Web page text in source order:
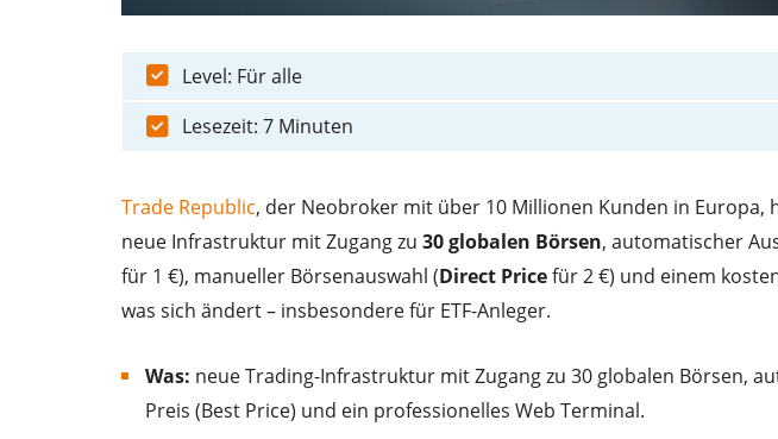
Level: Für alle
Lesezeit: 7 Minuten
Trade Republic, der Neobroker mit über 10 Millionen Kunden in Europa,
neue Infrastruktur mit Zugang zu 30 globalen Börsen, automatischer
für 1 €), manueller Börsenauswahl (Direct Pricefür 2 €) und einem
was sich ändert – insbesondere für ETF-Anleger.
Was: neue Trading-Infrastruktur mit Zugang zu 30 globalen Börsen,
Preis (Best Price) und ein professionelles Web Terminal.